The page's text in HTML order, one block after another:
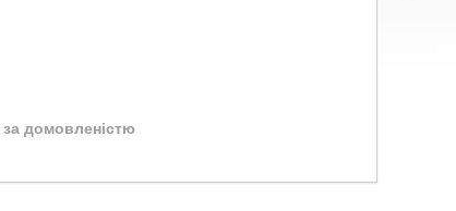
за домовленістю